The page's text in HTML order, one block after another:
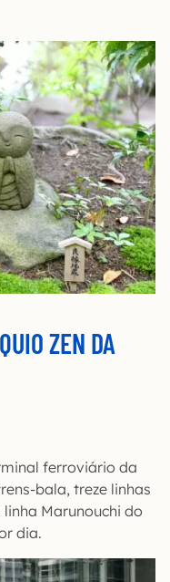
ZEN DA
ferroviário da
bala, treze linhas
Marunouchi do
dia.